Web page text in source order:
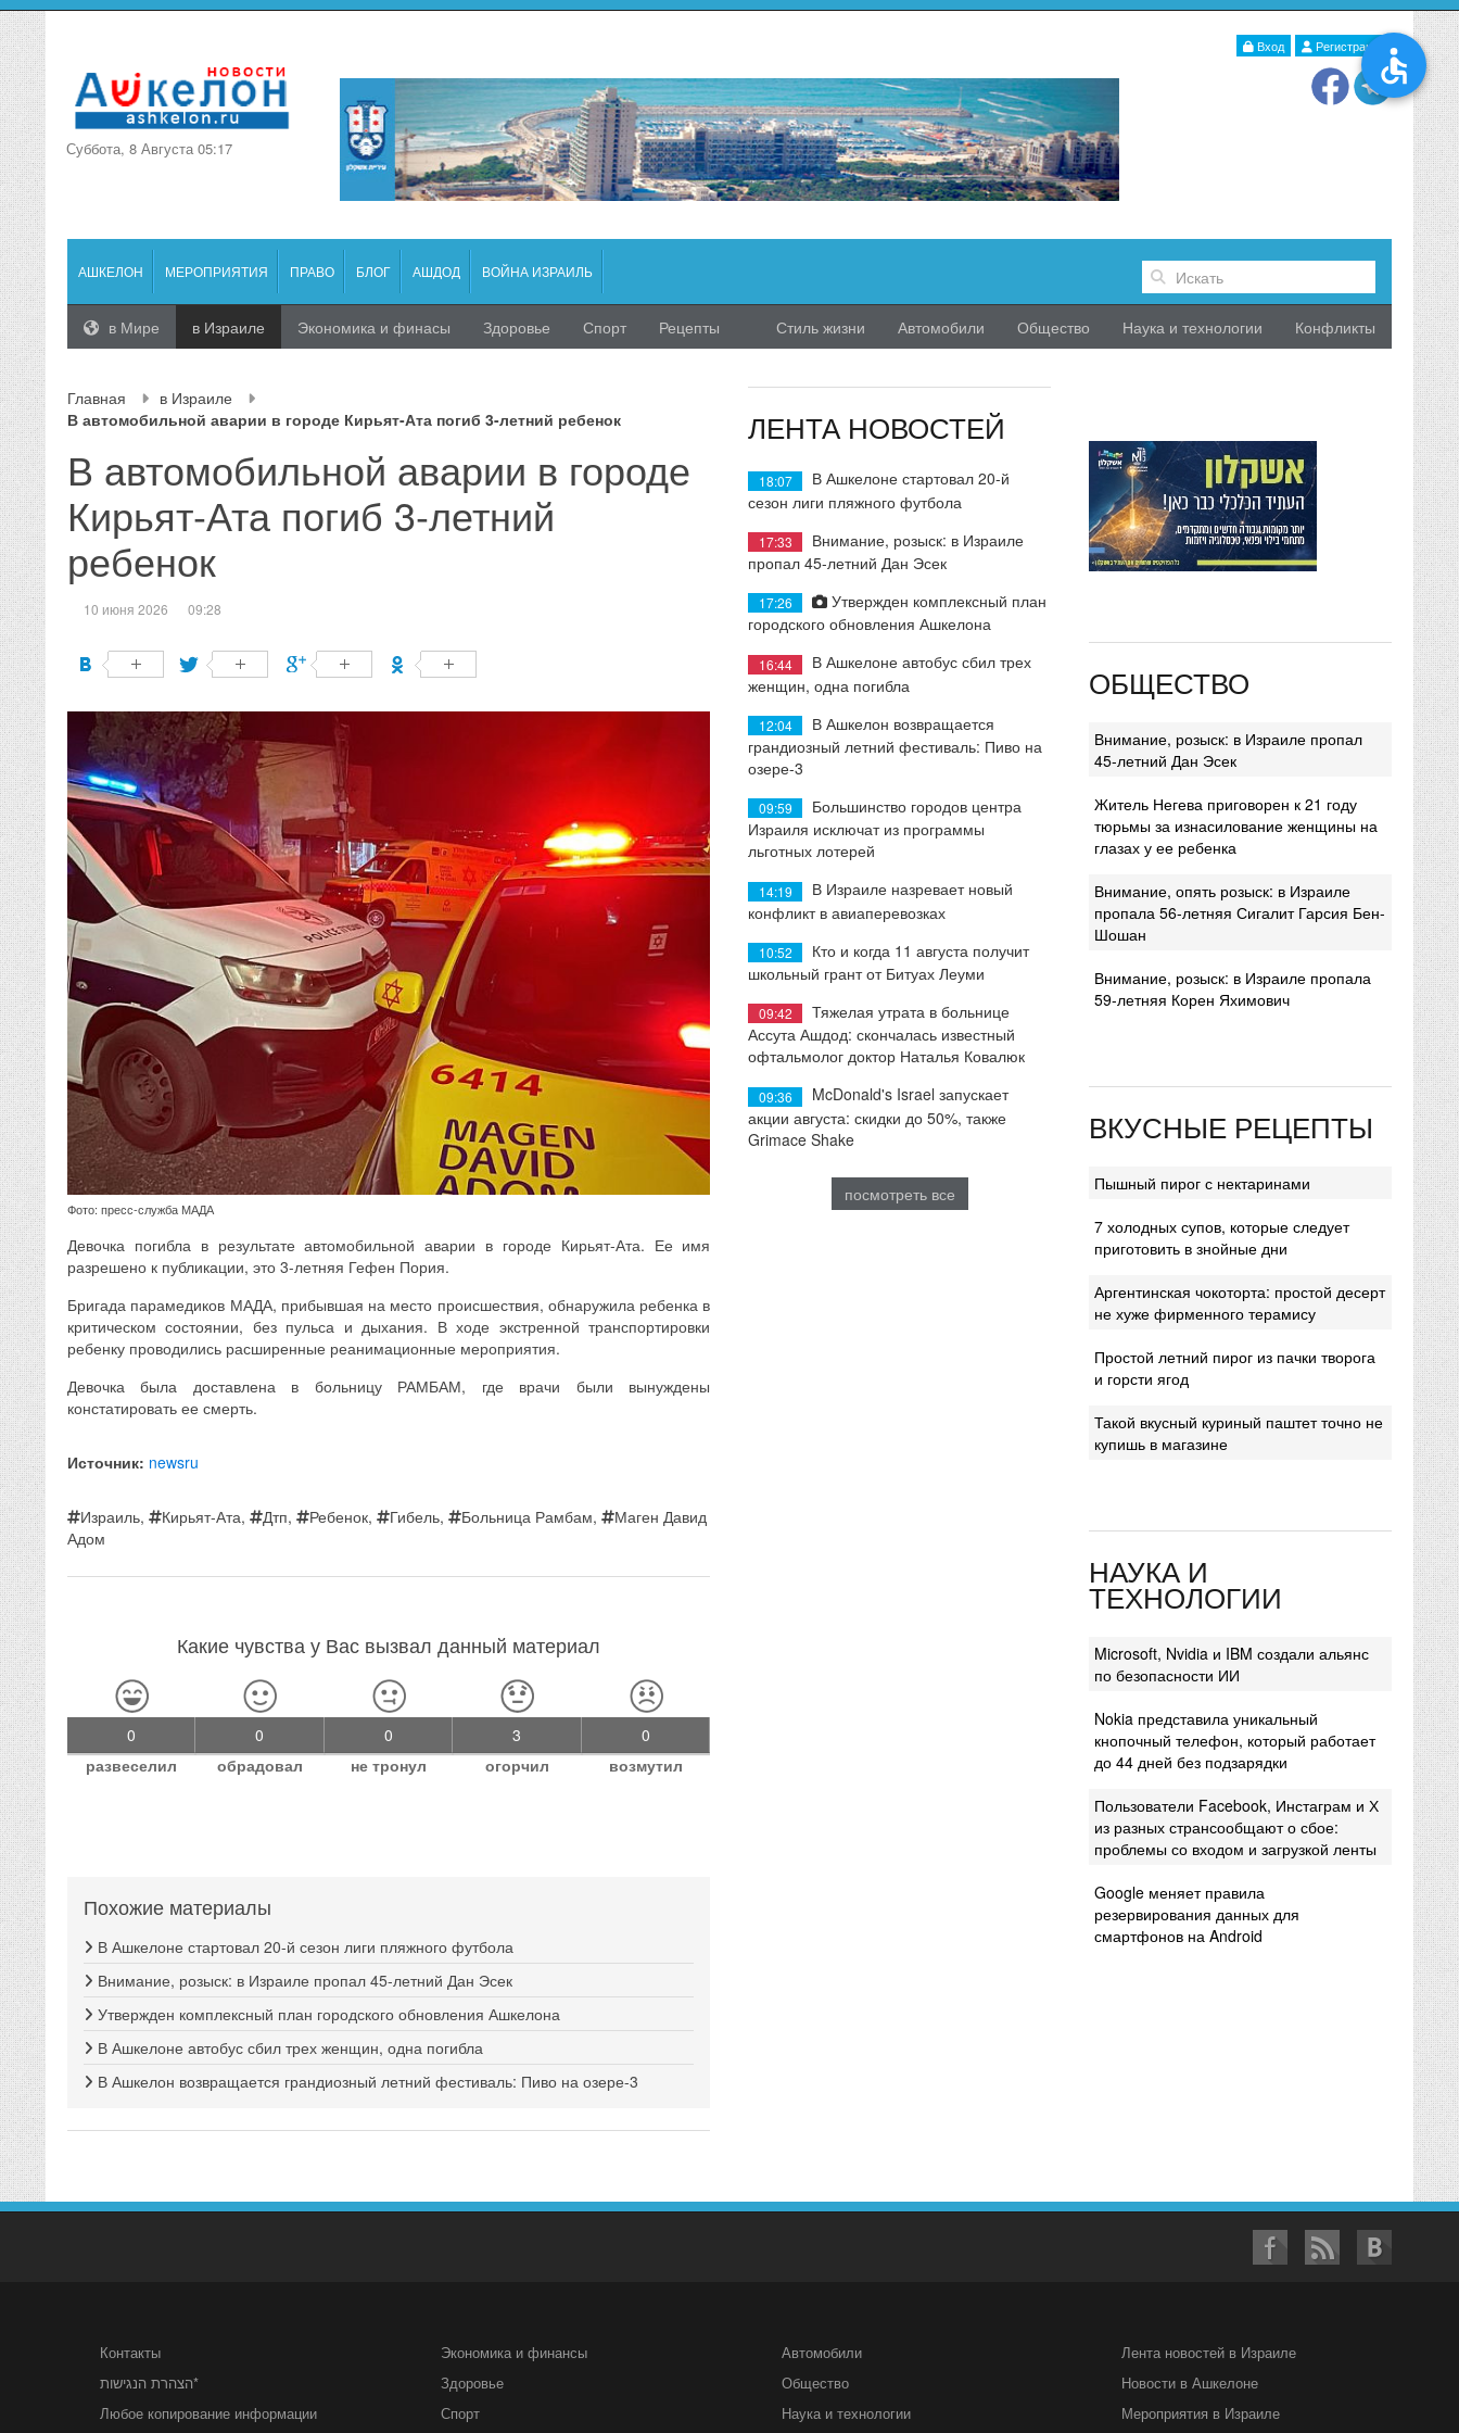
Вход Регистрация
Суббота, 8 Августа 05:17
АШКЕЛОН МЕРОПРИЯТИЯ ПРАВО БЛОГ АШДОД ВОЙНА ИЗРАИЛЬ
в Мире в Израиле Экономика и финасы Здоровье Спорт Рецепты Стиль жизни Автомобили Общество Наука и технологии Конфликты
Главная
в Израиле
В автомобильной аварии в городе Кирьят-Ата погиб 3-летний ребенок
В автомобильной аварии в городе
Кирьят-Ата погиб 3-летний
ребенок
10 июня 2026 09:28
Фото: пресс-служба МАДА
Девочка погибла в результате автомобильной аварии в городе Кирьят-Ата. Ее имя
разрешено к публикации, это 3-летняя Гефен Пория.
Бригада парамедиков МАДА, прибывшая на место происшествия, обнаружила ребенка в
критическом состоянии, без пульса и дыхания. В ходе экстренной транспортировки
ребенку проводились расширенные реанимационные мероприятия.
Девочка была доставлена в больницу РАМБАМ, где врачи были вынуждены
констатировать ее смерть.
Источник: newsru
Израиль, Кирьят-Ата, Дтп, Ребенок, Гибель, Больница Рамбам,
Маген Давид
Адом
Какие чувства у Вас вызвал данный материал
0
развеселил
0
обрадовал
0
не тронул
3
огорчил
0
возмутил
Похожие материалы
В Ашкелоне стартовал 20-й сезон лиги пляжного футбола
Внимание, розыск: в Израиле пропал 45-летний Дан Эсек
Утвержден комплексный план городского обновления Ашкелона
В Ашкелоне автобус сбил трех женщин, одна погибла
В Ашкелон возвращается грандиозный летний фестиваль: Пиво на озере-3
ЛЕНТА НОВОСТЕЙ
18:07
В Ашкелоне стартовал 20-й
сезон лиги пляжного футбола
17:33
Внимание, розыск: в Израиле
пропал 45-летний Дан Эсек
17:26
Утвержден комплексный план
городского обновления Ашкелона
16:44
В Ашкелоне автобус сбил трех
женщин, одна погибла
12:04
В Ашкелон возвращается
грандиозный летний фестиваль: Пиво на
озере-3
09:59
Большинство городов центра
Израиля исключат из программы
льготных лотерей
14:19
В Израиле назревает новый
конфликт в авиаперевозках
10:52
Кто и когда 11 августа получит
школьный грант от Битуах Леуми
09:42
Тяжелая утрата в больнице
Ассута Ашдод: скончалась известный
офтальмолог доктор Наталья Ковалюк
09:36
McDonald's Israel запускает
акции августа: скидки до 50%, также
Grimace Shake
посмотреть все
ОБЩЕСТВО
Внимание, розыск: в Израиле пропал
45-летний Дан Эсек
Житель Негева приговорен к 21 году
тюрьмы за изнасилование женщины на
глазах у ее ребенка
Внимание, опять розыск: в Израиле
пропала 56-летняя Сигалит Гарсия Бен-
Шошан
Внимание, розыск: в Израиле пропала
59-летняя Корен Яхимович
ВКУСНЫЕ РЕЦЕПТЫ
Пышный пирог с нектаринами
7 холодных супов, которые следует
приготовить в знойные дни
Аргентинская чокоторта: простой десерт
не хуже фирменного терамису
Простой летний пирог из пачки творога
и горсти ягод
Такой вкусный куриный паштет точно не
купишь в магазине
НАУКА И
ТЕХНОЛОГИИ
Microsoft, Nvidia и IBM создали альянс
по безопасности ИИ
Nokia представила уникальный
кнопочный телефон, который работает
до 44 дней без подзарядки
Пользователи Facebook, Инстаграм и Х
из разных странсообщают о сбое:
проблемы со входом и загрузкой ленты
Google меняет правила
резервирования данных для
смартфонов на Android
Контакты
הצהרת הנגישות*
Любое копирование информации
Экономика и финансы
Здоровье
Спорт
Автомобили
Общество
Наука и технологии
Лента новостей в Израиле
Новости в Ашкелоне
Мероприятия в Израиле